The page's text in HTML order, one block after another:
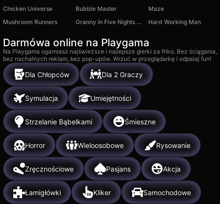
Chicken Universe
Bubble Master
Maze
Mushroom Runners
Granny in Five Nights Redemption Hard Working Man
Darmówa online na Playgama
Na Playgama ogarniasz najświeższe i najlepsze gierki za friko. Bez ściągania,
bez nachalnych reklam, bez pop-upów. Wrzuć w przeglądarkę i odpalaj fun!
Dla Chłopców Dla 2 Graczy
Symulacja Umiejętności
Strzelanie Bąbelkami Śmieszne
Horror Wieloosobowe Rysowanie
Zręcznościowe Pasjans Akcja
Łamigłówki Kliker Samochodowe